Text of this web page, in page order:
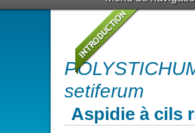
setiferum
Aspidie à cils